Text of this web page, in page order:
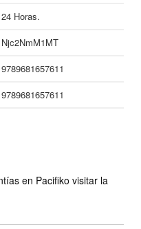
que se han convertido
24 Horas.
Njc2NmM1MT
9789681657611
9789681657611
en Pacifiko visitar la